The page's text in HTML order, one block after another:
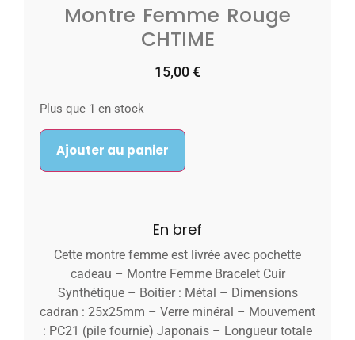
Montre Femme Rouge
CHTIME
15,00€
Plus que 1 en stock
Ajouter au panier
En bref
Cette montre femme est livrée avec pochette
cadeau – Montre Femme Bracelet Cuir
Synthétique – Boitier : Métal – Dimensions
cadran : 25x25mm – Verre minéral – Mouvement
: PC21 (pile fournie) Japonais – Longueur totale